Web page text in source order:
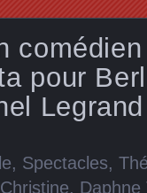
pour
, Spectacles,
, Daphne